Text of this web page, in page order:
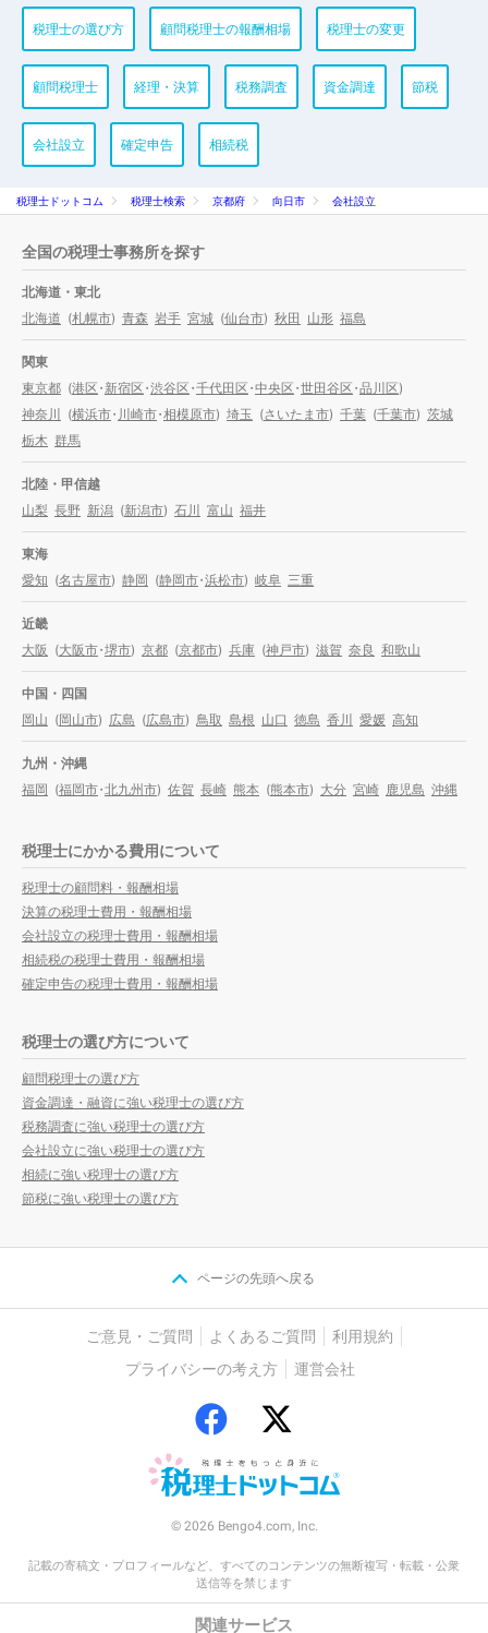
税理士の選び方 顧問税理士の報酬相場 税理士の変更
顧問税理士 経理・決算 税務調査 資金調達 節税
会社設立 確定申告 相続税
税理士ドットコム 税理士検索 京都府 向日市 会社設立
全国の税理士事務所を探す
北海道・東北
北海道 (札幌市) 青森 岩手 宮城 (仙台市) 秋田 山形 福島
関東
東京都 (港区・新宿区・渋谷区・千代田区・中央区・世田谷区・品川区)
神奈川
(横浜市・川崎市・相模原市) 埼玉 (さいたま市) 千葉 (千葉市) 茨城
栃木 群馬
北陸・甲信越
山梨 長野 新潟 (新潟市) 石川 富山 福井
東海
愛知 (名古屋市) 静岡 (静岡市・浜松市) 岐阜 三重
近畿
大阪 (大阪市・堺市) 京都 (京都市) 兵庫 (神戸市) 滋賀 奈良 和歌山
中国・四国
岡山 (岡山市) 広島 (広島市) 鳥取 島根 山口 徳島 香川 愛媛 高知
九州・沖縄
福岡 (福岡市・北九州市) 佐賀 長崎 熊本 (熊本市) 大分 宮崎 鹿児島 沖縄
税理士にかかる費用について
税理士の顧問料・報酬相場
決算の税理士費用・報酬相場
会社設立の税理士費用・報酬相場
相続税の税理士費用・報酬相場
確定申告の税理士費用・報酬相場
税理士の選び方について
顧問税理士の選び方
資金調達・融資に強い税理士の選び方
税務調査に強い税理士の選び方
会社設立に強い税理士の選び方
相続に強い税理士の選び方
節税に強い税理士の選び方
ページの先頭へ戻る
ご意見・ご質問 よくあるご質問
利用規約
プライバシーの考え方
運営会社
© 2026 Bengo4.com, Inc.
記載の寄稿文・プロフィールなど、すべてのコンテンツの無断複写・転載・公衆
送信等を禁じます
関連サービス